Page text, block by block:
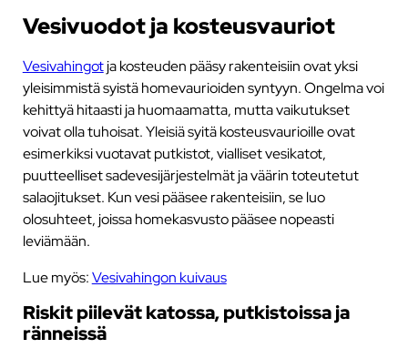
Vesivuodot ja kosteusvauriot
Vesivahingotja kosteuden pääsy rakenteisiin ovat yksi
yleisimmistä syistä homevaurioiden syntyyn. Ongelma voi
kehittyä hitaasti ja huomaamatta, mutta vaikutukset
voivat olla tuhoisat. Yleisiä syitä kosteusvaurioille ovat
esimerkiksi vuotavat putkistot, vialliset vesikatot,
puutteelliset sadevesijärjestelmät ja väärin toteutetut
salaojitukset. Kun vesi pääsee rakenteisiin, se luo
olosuhteet, joissa homekasvusto pääsee nopeasti
leviämään.
Lue myös:Vesivahingon kuivaus
Riskit piilevät katossa, putkistoissa ja
ränneissä